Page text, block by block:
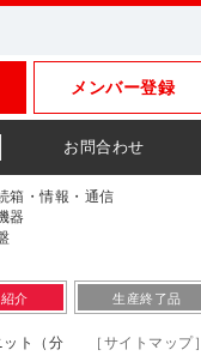
メンバー登録
お問合わせ
箱・情報・通信
器
介 生産終了品
ト（分
［サイトマップ］